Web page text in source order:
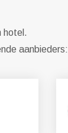
hotel.
aanbieders: